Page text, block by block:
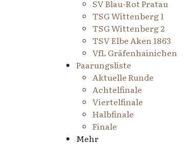
SV Blau-Rot Pratau
TSG Wittenberg 1
TSG Wittenberg 2
TSV Elbe Aken 1863
VfL Gräfenhainichen
Paarungsliste
Aktuelle Runde
Achtelfinale
Viertelfinale
Halbfinale
Finale
Mehr